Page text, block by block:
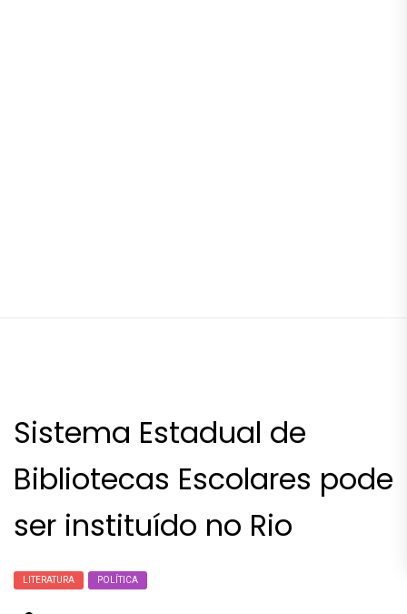
Sistema Estadual de
Bibliotecas Escolares pode
ser instituído no Rio
LITERATURA POLÍTICA